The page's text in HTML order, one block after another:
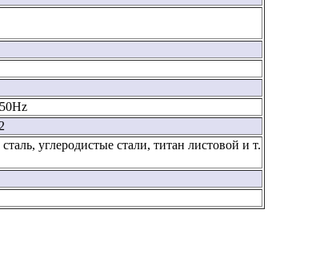
углеродистые стали, титан листовой и т.